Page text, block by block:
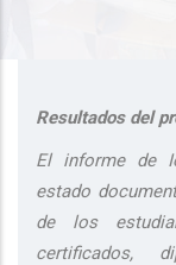
Resultados del
El informe de
estado
de los
certificados,